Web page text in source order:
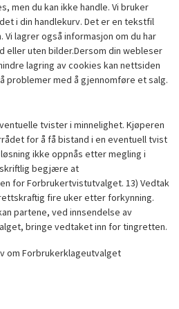
men du kan ikke handle. Vi bruker
i din handlekurv. Det er en tekstfil
Vi lagrer også informasjon om du har
eller uten bilder.Dersom din webleser
lagring av cookies kan nettsiden
problemer med å gjennomføre et salg.
tvister i minnelighet. Kjøperen
for å få bistand i en eventuell tvist
ikke oppnås etter megling i
begjære at
for Forbrukertvistutvalget. 13) Vedtak
fire uker etter forkynning.
partene, ved innsendelse av
bringe vedtaket inn for tingretten.
om Forbrukerklageutvalget